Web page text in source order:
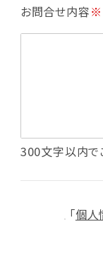
・メールマガ
・本サービ
・投稿した
・メールマ
（2）ユー
お問合せ内容※
300文字以内で
「個人